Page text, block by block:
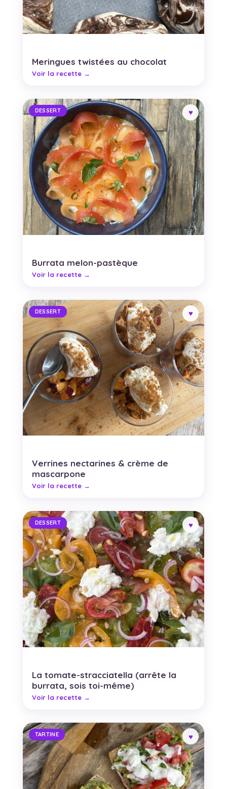
Meringues twistées au chocolat
Burrata melon-pastèque
DESSERT
Verrines nectarines & crème de
mascarpone
DESSERT
La tomate-stracciatella (arrête la
burrata, sois toi-même)
DESSERT
TARTINE